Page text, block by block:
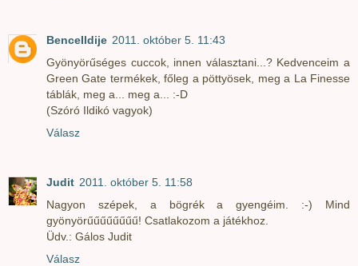
BenceIldije 2011. október 5. 11:43
Gyönyörűséges cuccok, innen választani...? Kedvenceim a
Green Gate termékek, főleg a pöttyösek, meg a La Finesse
táblák, meg a... meg a... :-D
(Szóró Ildikó vagyok)
Válasz
Judit 2011. október 5. 11:58
Nagyon szépek, a bögrék a gyengéim. :-) Mind
gyönyörűűűűűűűű! Csatlakozom a játékhoz.
Üdv.: Gálos Judit
Válasz